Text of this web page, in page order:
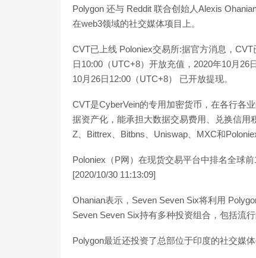
Polygon 还与 Reddit 联合创始人Alexis
在web3领域的社交媒体项目上。
CVT已上线 Poloniex交易所:据官方消息，
日10:00（UTC+8）开放充值，2020年10月
10月26日12:00（UTC+8） 已开放提现。
CVT是CyberVein的专用加密货币，在各行各
据资产化，能承担大数据交易费用、兑换信
Z、Bittrex、Bitbns、Uniswap、MXC和
Poloniex（P网）在现货交易平台中排名全球
[2020/10/30 11:13:09]
Ohanian表示，Seven Seven Six将利用
Seven Seven Six持有多种投资组合，包括流
Polygon最近还投资了总部位于印度的社交媒